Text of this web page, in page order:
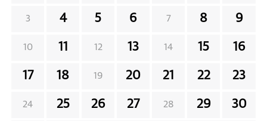
3 4 5 6 7 8 9
10 11 12 13 14 15 16
17 18 19 20 21 22 23
24 25 26 27 28 29 30